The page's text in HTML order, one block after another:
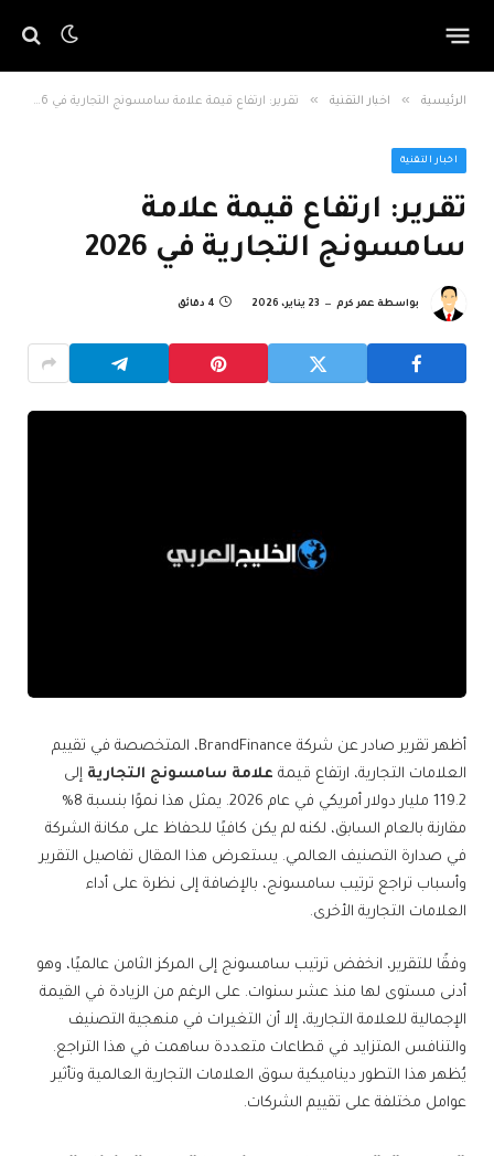
الرئيسية » اخبار التقنية » تقرير: ارتفاع قيمة علامة سامسونج التجارية في 2026
اخبار التقنية
تقرير: ارتفاع قيمة علامة
سامسونج التجارية في 2026
بواسطة عمر كرم 23 يناير، 2026 4 دقائق
أظهر تقرير صادر عن شركة BrandFinance، المتخصصة في تقييم
العلامات التجارية، ارتفاع قيمة علامة سامسونج التجارية إلى
119.2 مليار دولار أمريكي في عام 2026. يمثل هذا نموًا بنسبة 8%
مقارنة بالعام السابق، لكنه لم يكن كافيًا للحفاظ على مكانة الشركة
في صدارة التصنيف العالمي. يستعرض هذا المقال تفاصيل التقرير
وأسباب تراجع ترتيب سامسونج، بالإضافة إلى نظرة على أداء
العلامات التجارية الأخرى.
وفقًا للتقرير، انخفض ترتيب سامسونج إلى المركز الثامن عالميًا، وهو
أدنى مستوى لها منذ عشر سنوات. على الرغم من الزيادة في القيمة
الإجمالية للعلامة التجارية، إلا أن التغيرات في منهجية التصنيف
والتنافس المتزايد في قطاعات متعددة ساهمت في هذا التراجع.
يُظهر هذا التطور ديناميكية سوق العلامات التجارية العالمية وتأثير
عوامل مختلفة على تقييم الشركات.